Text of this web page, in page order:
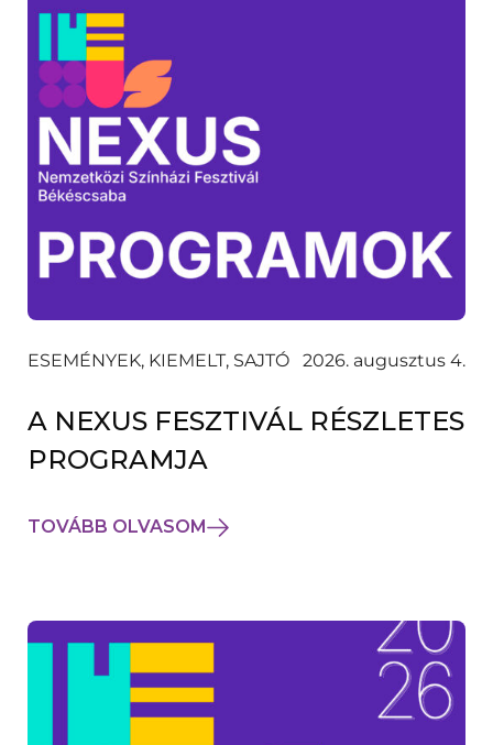
ESEMÉNYEK, KIEMELT, SAJTÓ 2026. augusztus 4.
A NEXUS FESZTIVÁL RÉSZLETES
PROGRAMJA
TOVÁBB OLVASOM